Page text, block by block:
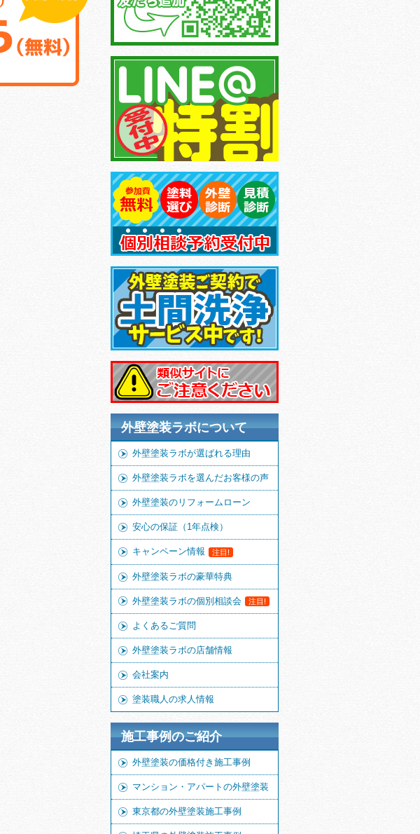
外壁塗装ラボについて
外壁塗装ラボが選ばれる理由
外壁塗装ラボを選んだお客様の声
外壁塗装のリフォームローン
安心の保証（1年点検）
キャンペーン情報 注目!
外壁塗装ラボの豪華特典
外壁塗装ラボの個別相談会 注目!
よくあるご質問
外壁塗装ラボの店舗情報
会社案内
塗装職人の求人情報
施工事例のご紹介
外壁塗装の価格付き施工事例
マンション・アパートの外壁塗装
東京都の外壁塗装施工事例